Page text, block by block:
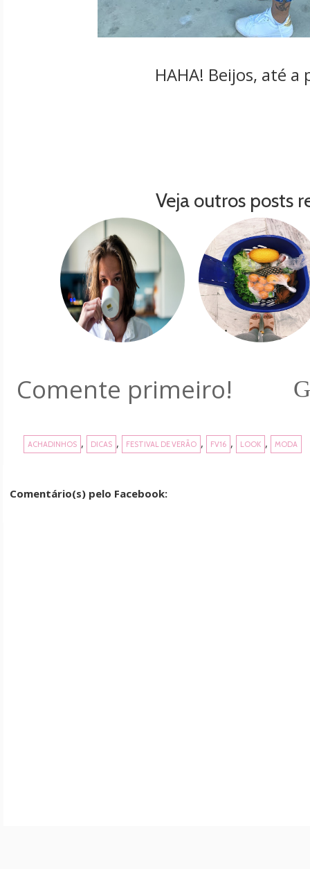
HAHA! Beijos, até a
Veja outros posts
Comente primeiro!
ACHADINHOS , DICAS , FESTIVAL DE VERÃO , FV16 , LOOK , MODA
Comentário(s) pelo Facebook: